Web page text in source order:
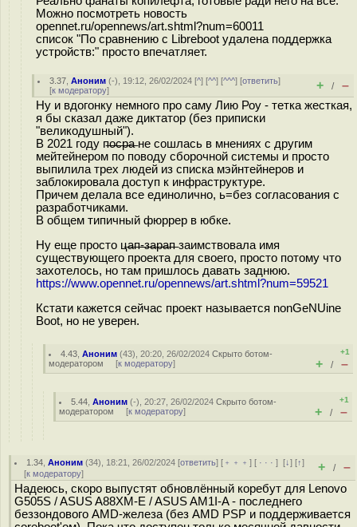
Можно посмотреть новость
opennet.ru/opennews/art.shtml?num=60011
список "По сравнению с Libreboot удалена поддержка
устройств:" просто впечатляет.
3.37 ,Аноним (-), 19:12, 26/02/2024 [^] [^^] [^^^] [ответить]
[к модератору] + / –
Ну и вдогонку немного про саму Лию Роу - тетка жесткая,
я бы сказал даже диктатор (без приписки
"великодушный").
В 2021 году п̶о̶с̶р̶а̶ не сошлась в мнениях с другим
мейтейнером по поводу сборочной системы и просто
выпилила трех людей из списка мэйнтейнеров и
заблокировала доступ к инфраструктуре.
Причем делала все единолично, ь=без согласования с
разработчиками.
В общем типичный фюррер в юбке.
Ну еще просто ц̶а̶п̶-̶з̶а̶р̶а̶п̶ заимствовала имя
существующего проекта для своего, просто потому что
захотелось, но там пришлось давать заднюю.
https://www.opennet.ru/opennews/art.shtml?num=59521
Кстати кажется сейчас проект называется nonGeNUine
Boot, но не уверен.
4.43 ,Аноним (43), 20:20, 26/02/2024Скрыто ботом-
модератором [к модератору]
+1
+ / –
5.44 ,Аноним (-), 20:27, 26/02/2024Скрыто ботом-
модератором [к модератору]
+1
+ / –
1.34 ,Аноним (34), 18:21, 26/02/2024 [ответить] [ ﹢﹢﹢] [ · · ·][↓] [↑]
[к модератору] + / –
Надеюсь, скоро выпустят обновлённый коребут для Lenovo
G505S / ASUS A88XM-E / ASUS AM1I-A - последнего
беззондового AMD-железа (без AMD PSP и поддерживается